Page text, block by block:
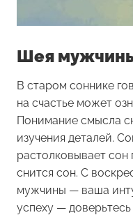
Шея
В старом соннике
на счастье может
Понимание смысла
изучения деталей.
растолковывает
снится сон. С
мужчины — ваша
успеху —